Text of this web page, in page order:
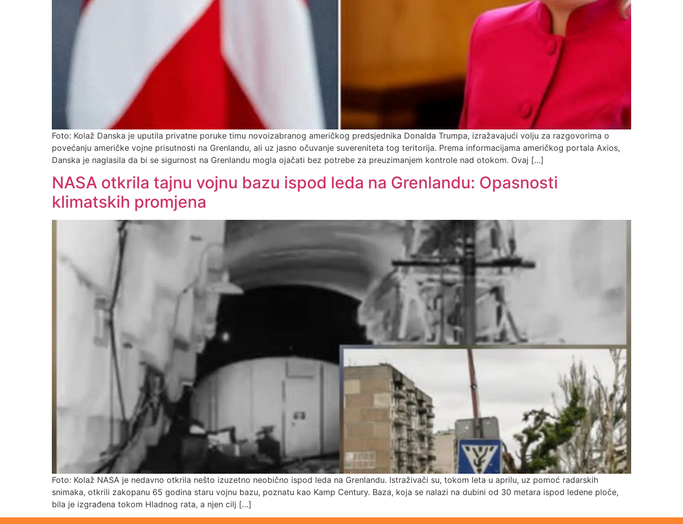
Foto: Kolaž Danska je uputila privatne poruke timu novoizabranog američkog predsjednika Donalda Trumpa, izražavajući volju za razgovorima o
povećanju američke vojne prisutnosti na Grenlandu, ali uz jasno očuvanje suvereniteta tog teritorija. Prema informacijama američkog portala Axios,
Danska je naglasila da bi se sigurnost na Grenlandu mogla ojačati bez potrebe za preuzimanjem kontrole nad otokom. Ovaj […]
NASA otkrila tajnu vojnu bazu ispod leda na Grenlandu: Opasnosti
klimatskih promjena
Foto: Kolaž NASA je nedavno otkrila nešto izuzetno neobično ispod leda na Grenlandu. Istraživači su, tokom leta u aprilu, uz pomoć radarskih
snimaka, otkrili zakopanu 65 godina staru vojnu bazu, poznatu kao Kamp Century. Baza, koja se nalazi na dubini od 30 metara ispod ledene ploče,
bila je izgrađena tokom Hladnog rata, a njen cilj […]